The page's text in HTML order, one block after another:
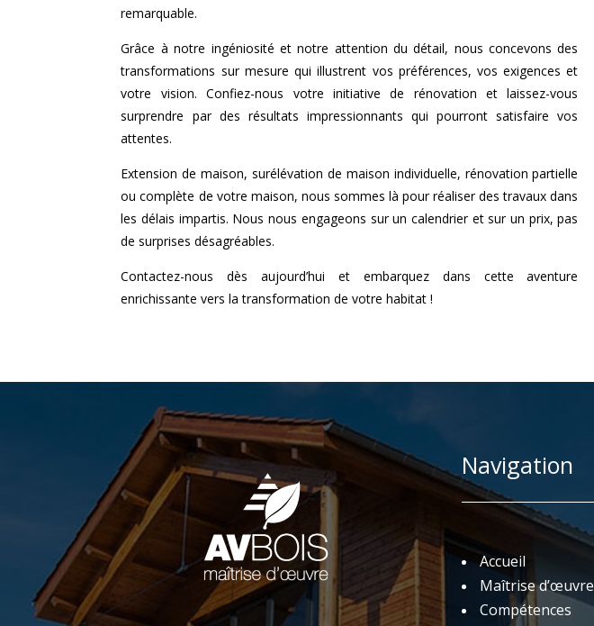
remarquable.
Grâce à notre ingéniosité et notre attention du détail, nous concevons des
transformations sur mesure qui illustrent vos préférences, vos exigences et
votre vision. Confiez-nous votre initiative de rénovation et laissez-vous
surprendre par des résultats impressionnants qui pourront satisfaire vos
attentes.
Extension de maison, surélévation de maison individuelle, rénovation partielle
ou complète de votre maison, nous sommes là pour réaliser des travaux dans
les délais impartis. Nous nous engageons sur un calendrier et sur un prix, pas
de surprises désagréables.
Contactez-nous dès aujourd’hui et embarquez dans cette aventure
enrichissante vers la transformation de votre habitat !
Navigation
Accueil
Maîtrise d’œuvre
Compétences